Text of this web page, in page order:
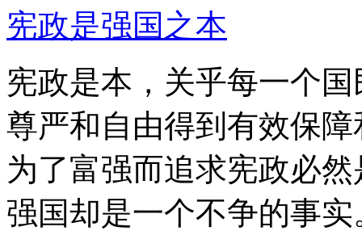
宪政是强国之本
宪政是本，关乎每一个
尊严和自由得到有效保
为了富强而追求宪政必
强国却是一个不争的事实